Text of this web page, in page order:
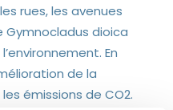
rues, les avenues
Gymnocladus dioica
En
de la
émissions de CO2.